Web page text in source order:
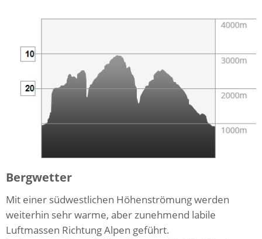
Bergwetter
Mit einer südwestlichen Höhenströmung werden
weiterhin sehr warme, aber zunehmend labile
Luftmassen Richtung Alpen geführt.